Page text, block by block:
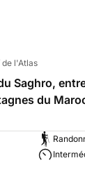
l'Atlas
Saghro,
du